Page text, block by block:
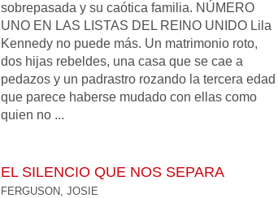
sobrepasada y su caótica familia. NÚMERO
UNO EN LAS LISTAS DEL REINO UNIDO Lila
Kennedy no puede más. Un matrimonio roto,
dos hijas rebeldes, una casa que se cae a
pedazos y un padrastro rozando la tercera edad
que parece haberse mudado con ellas como
quien no ...
EL SILENCIO QUE NOS SEPARA
FERGUSON, JOSIE